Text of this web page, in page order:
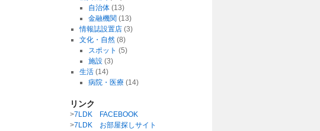
自治体 (13)
金融機関 (13)
情報誌設置店(3)
文化・自然(8)
スポット (5)
施設 (3)
生活(14)
病院・医療 (14)
リンク
>7LDK FACEBOOK
>7LDK お部屋探しサイト